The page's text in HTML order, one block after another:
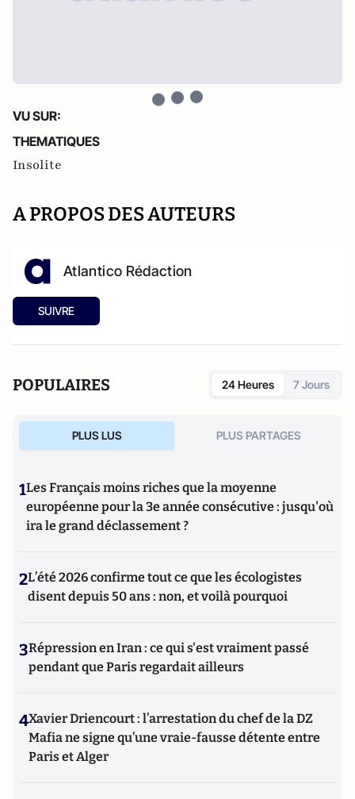
VU SUR:
THEMATIQUES
Insolite
A PROPOS DES AUTEURS
Atlantico Rédaction
SUIVRE
POPULAIRES 24 Heures 7 Jours
PLUS LUS PLUS PARTAGES
1Les Français moins riches que la moyenne
européenne pour la 3e année consécutive : jusqu'où
ira le grand déclassement ?
2L’été 2026 confirme tout ce que les écologistes
disent depuis 50 ans : non, et voilà pourquoi
3Répression en Iran : ce qui s'est vraiment passé
pendant que Paris regardait ailleurs
4Xavier Driencourt : l’arrestation du chef de la DZ
Mafia ne signe qu’une vraie-fausse détente entre
Paris et Alger